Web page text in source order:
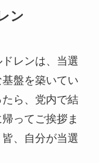
ン
レンは、当選
盤を築いてい
ら、党内で結
ってご挨拶ま
、自分が当選